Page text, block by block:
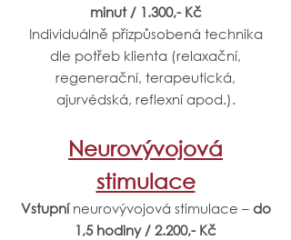
minut / 1.300,- Kč
Individuálně přizpůsobená technika
dle potřeb klienta (relaxační,
regenerační, terapeutická,
ajurvédská, reflexní apod.).
Neurovývojová
stimulace
Vstupníneurovývojová stimulace – do
1,5 hodiny / 2.200,- Kč